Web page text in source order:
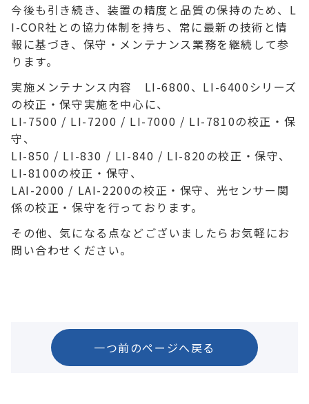
今後も引き続き、装置の精度と品質の保持のため、L
I-COR社との協力体制を持ち、常に最新の技術と情
報に基づき、保守・メンテナンス業務を継続して参
ります。
実施メンテナンス内容 LI-6800、LI-6400シリーズ
の校正・保守実施を中心に、
LI-7500 / LI-7200 / LI-7000 / LI-7810の校正・保
守、
LI-850 / LI-830 / LI-840 / LI-820の校正・保守、
LI-8100の校正・保守、
LAI-2000 / LAI-2200の校正・保守、光センサー関
係の校正・保守を行っております。
その他、気になる点などございましたらお気軽にお
問い合わせください。
一つ前のページへ戻る